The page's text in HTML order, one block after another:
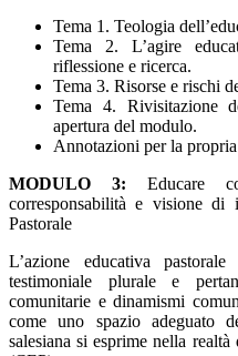
Tema 1. Teologia
Tema 2. L’agire
riflessione e ricerca.
Tema 3. Risorse e rischi
Tema 4. Rivisitazione
apertura del modulo.
Annotazioni per la
MODULO 3: Educare
corresponsabilità e visione di
Pastorale
L’azione educativa
testimoniale plurale e
comunitarie e dinamismi
come uno spazio adeguato
salesiana si esprime nella